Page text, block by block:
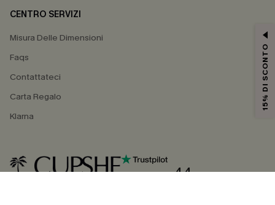
CENTRO SERVIZI
Misura Delle Dimensioni
Faqs
Contattateci
Carta Regalo
Klarna
4.4
15% DI SCONTO